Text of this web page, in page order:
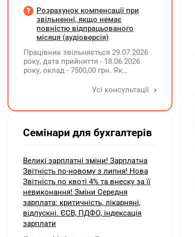
заробітної плати (винагороди), для
розрахунку внеску на підтримку
працевлаштування осіб з
інвалідністю?
Розрахунок компенсації при
звільненні, якщо немає
повністю відпрацьованого
місяця (аудіоверсія)
Працівник звільняється 29.07.2026
року, дата прийняття - 18.06.2026
року, оклад - 7500,00 грн. Як
невикористаних днів відпустки при
Усі консультації
Семінари для бухгалтерів
Великі зарплатні зміни! Зарплатна
Звітність по-новому з липня! Нова
Звітність по квоті 4% та внеску за її
невиконання! Зміни Середня
зарплата: критичність, лікарняні,
відпускні. ЄСВ, ПДФО, індексація
зарплати